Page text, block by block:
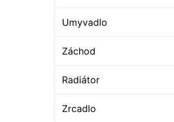
Umyvadlo
Záchod
Radiátor
Zrcadlo